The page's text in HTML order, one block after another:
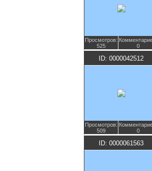
Просмотров:
525
0
ID: 0000042512
Просмотров:
509
0
ID: 0000061563